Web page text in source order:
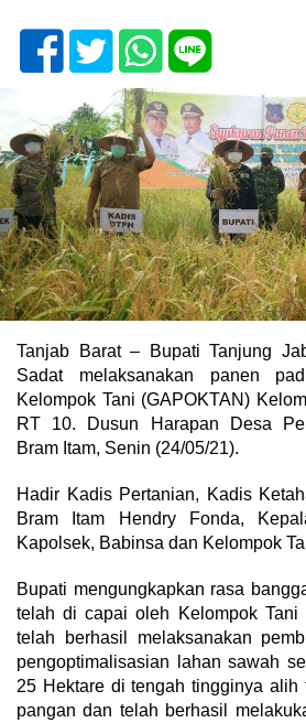
Tanjab Barat – Bupati Tanjung
Sadat melaksanakan panen
Kelompok Tani (GAPOKTAN)
RT 10. Dusun Harapan Desa
Bram Itam, Senin (24/05/21).
Hadir Kadis Pertanian, Kadis
Bram Itam Hendry Fonda,
Kapolsek, Babinsa dan Kelompok
Bupati mengungkapkan rasa
telah di capai oleh Kelompok Tani
telah berhasil melaksanakan
pengoptimalisasian lahan sawah
25 Hektare di tengah tingginya alih
pangan dan telah berhasil